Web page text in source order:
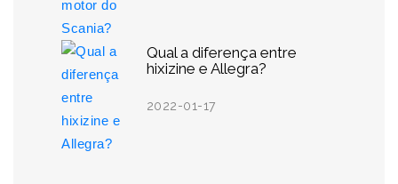
Qual a diferença entre
hixizine e Allegra?
2022-01-17